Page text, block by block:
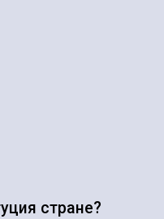
стране?